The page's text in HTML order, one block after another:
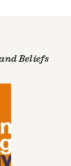
Beliefs